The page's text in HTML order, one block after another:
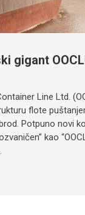
gigant
Line Ltd.
flote
Potpuno novi
kao